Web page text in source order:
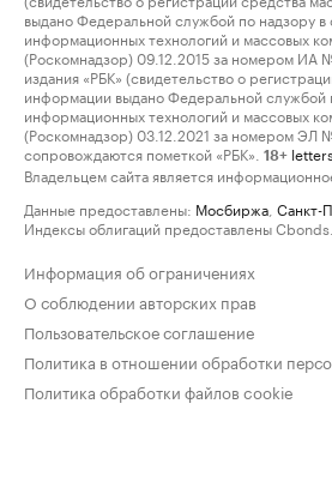
выдано Федеральной службой по надзору в
информационных технологий и массовых
(Роскомнадзор) 09.12.2015 за номером ИА
издания «РБК» (свидетельство о
информации выдано Федеральной службой
информационных технологий и массовых
(Роскомнадзор) 03.12.2021 за номером ЭЛ
сопровождаются пометкой «РБК».
18+
Владельцем сайта является
Данные предоставлены: Мосбиржа Санкт-
Индексы облигаций предоставлены Cbonds.
Информация об ограничениях
О соблюдении авторских прав
Пользовательское соглашение
Политика в отношении обработки
Политика обработки файлов cookie